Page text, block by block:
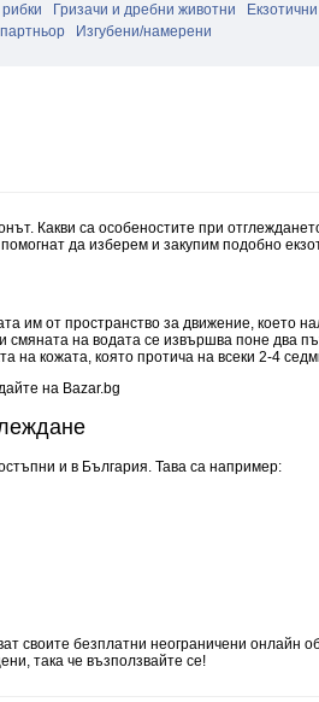
Гризачи и дребни животни
Изгубени/намерени
Какви са особеностите при
да изберем и закупим подобно
им от пространство за движение, което
на водата се извършва поне два
на кожата, която протича на всеки 2-4
на Bazar.bg
и в България. Тава са например:
своите безплатни неограничени онлайн
така че възползвайте се!